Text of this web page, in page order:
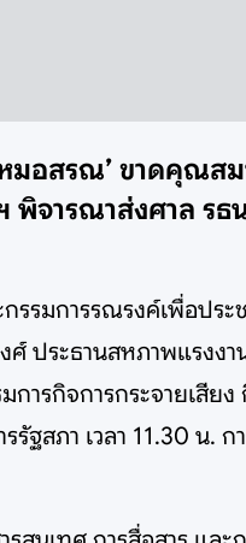
มอสรณ’ ขาดคุณส
จารณาส่งศาล รธ
รรมการรณรงค์เพื่อปร
ประธานสหภาพแรงง
ารกิจการกระจายเสีย
ภา เวลา 11.30 น. ก